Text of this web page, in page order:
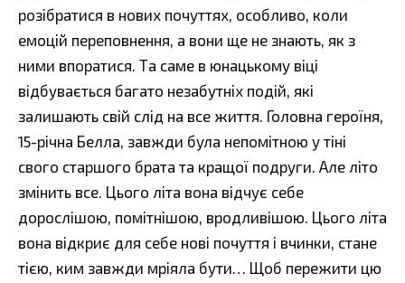
розібратися в нових почуттях, особливо, коли
емоцій переповнення, а вони ще не знають, як з
ними впоратися. Та саме в юнацькому віці
відбувається багато незабутніх подій, які
залишають свій слід на все життя. Головна героїня,
15-річна Белла, завжди була непомітною у тіні
свого старшого брата та кращої подруги. Але літо
змінить все. Цього літа вона відчує себе
дорослішою, помітнішою, вродливішою. Цього літа
вона відкриє для себе нові почуття і вчинки, стане
тією, ким завжди мріяла бути… Щоб пережити цю